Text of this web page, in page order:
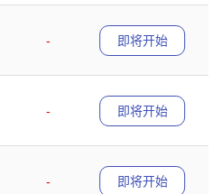
-
即将开始
-
即将开始
-
即将开始